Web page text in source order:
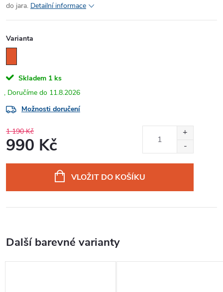
do jara. Detailní informace
Varianta
Skladem 1 ks
11.8.2026
Možnosti doručení
1 190 Kč
990 Kč
VLOŽIT DO KOŠÍKU